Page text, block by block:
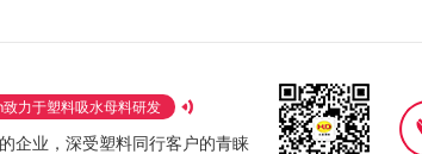
力于塑料吸水母料研发
企业，深受塑料同行客户的青睐